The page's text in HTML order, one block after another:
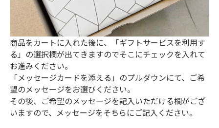
商品をカートに入れた後に、「ギフトサービスを利用す
る」の選択欄が出てきますのでそこにチェックを入れて
お進みください。
「メッセージカードを添える」のプルダウンにて、ご希
望のメッセージをお選びください。
その後、ご希望のメッセージを記入いただける欄がござ
いますので、メッセージをそちらにご記入ください。